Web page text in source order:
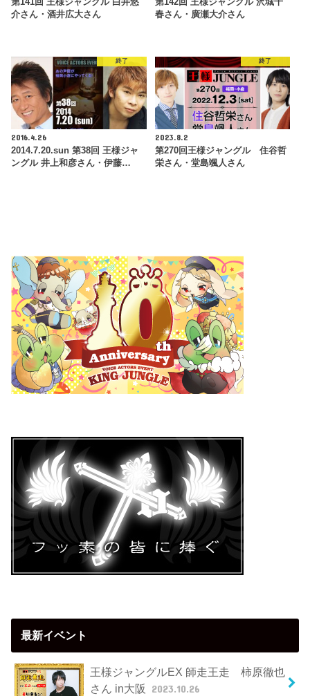
第141回 王様ジャングル 白井悠
介さん・酒井広大さん
第142回 王様ジャングル 沢城千
春さん・廣瀬大介さん
終了
2016.4.26
2014.7.20.sun 第38回 王様ジャ
ングル 井上和彦さん・伊藤…
終了
2023.8.2
第270回王様ジャングル 住谷哲
栄さん・堂島颯人さん
最新イベント
王様ジャングルEX 師走王走 柿原徹也
さん in大阪
2023.10.26